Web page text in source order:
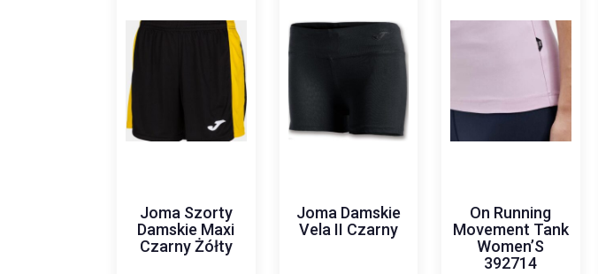
Joma Szorty
Damskie Maxi
Czarny Żółty
Joma Damskie
Vela II Czarny
On Running
Movement Tank
Women’S
392714